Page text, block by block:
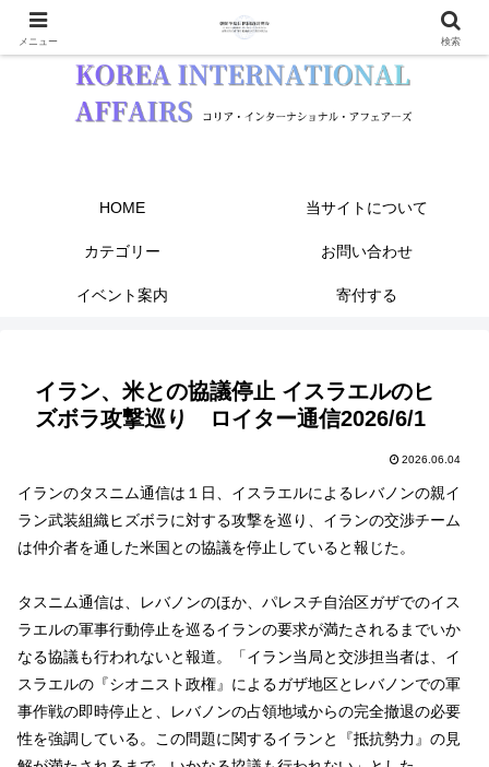
HOME 当サイトについて
カテゴリー お問い合わせ
イベント案内 寄付する
イラン、米との協議停止 イスラエルのヒ
ズボラ攻撃巡り ロイター通信2026/6/1
2026.06.04
イランのタスニム通信は１日、イスラエルによるレバノンの親イ
ラン武装組織ヒズボラに対‌する攻撃を巡り、イランの交渉チーム
は仲介者を通した米国との協議を停止していると報じた。
タスニム通信は、レバノンのほか、パレスチ自治区ガザでのイス
ラエルの軍事​行動停止を巡るイランの要求が満たされるまでいか
なる協議も行われないと報道。「イラン当局と交渉担当‌者は、イ
スラエルの『シオニスト政権』によるガザ地区とレバノンでの軍
事作戦の即時停止と、レバノンの占領地域から‌の完全撤退の必要
性を強調して‌いる。この問題に関するイランと『抵抗勢力』​の見
メニュー 検索